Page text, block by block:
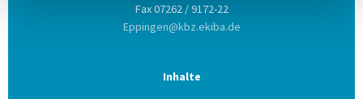
Fax 07262 / 9172-22
Eppingen@kbz.ekiba.de
Inhalte